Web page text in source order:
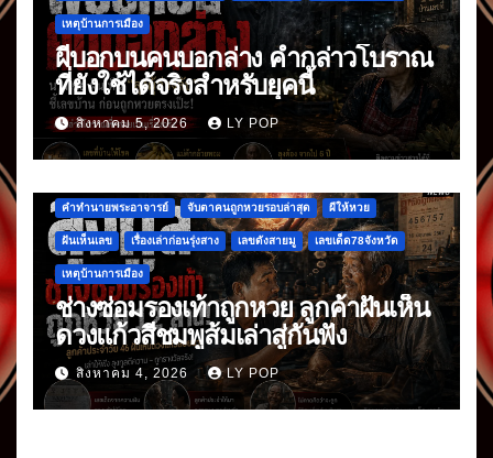
เหตุบ้านการเมือง
ผีบอกบนคนบอกล่าง คำกล่าวโบราณ
ที่ยังใช้ได้จริงสำหรับยุคนี้
สิงหาคม 5, 2026 LY POP
คำทำนายพระอาจารย์ จับตาคนถูกหวยรอบล่าสุด ผีให้หวย
ฝันเห็นเลข เรื่องเล่าก่อนรุ่งสาง เลขดังสายมู เลขเด็ด78จังหวัด
เหตุบ้านการเมือง
ช่างซ่อมรองเท้าถูกหวย ลูกค้าฝันเห็น
ดวงแก้วสีชมพูส้มเล่าสู่กันฟัง
สิงหาคม 4, 2026 LY POP